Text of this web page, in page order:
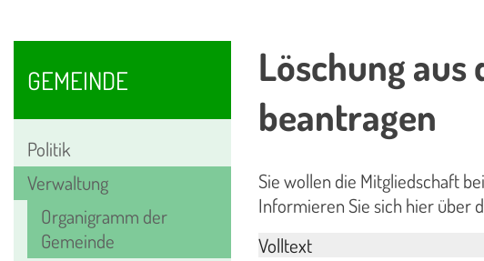
GEMEINDE
Politik
Verwaltung
Organigramm der
Gemeinde
Löschung
beantragen
Sie wollen die Mitgliedschaft
Informieren Sie sich hier über
Volltext